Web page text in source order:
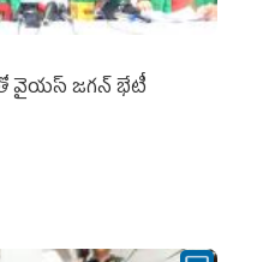
వైయస్ జగన్ భేటీ